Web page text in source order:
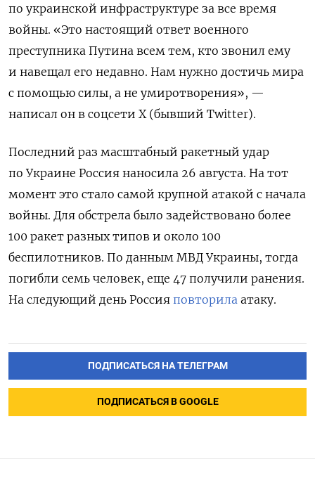
по украинской инфраструктуре за все время
войны. «Это настоящий ответ военного
преступника Путина всем тем, кто звонил ему
и навещал его недавно. Нам нужно достичь мира
с помощью силы, а не умиротворения», —
написал он в соцсети Х (бывший Twitter).
Последний раз масштабный ракетный удар
по Украине Россия наносила 26 августа. На тот
момент это стало самой крупной атакой с начала
войны. Для обстрела было задействовано более
100 ракет разных типов и около 100
беспилотников. По данным МВД Украины, тогда
погибли семь человек, еще 47 получили ранения.
На следующий день Россия повторила атаку.
ПОДПИСАТЬСЯ НА ТЕЛЕГРАМ
ПОДПИСАТЬСЯ В GOOGLE